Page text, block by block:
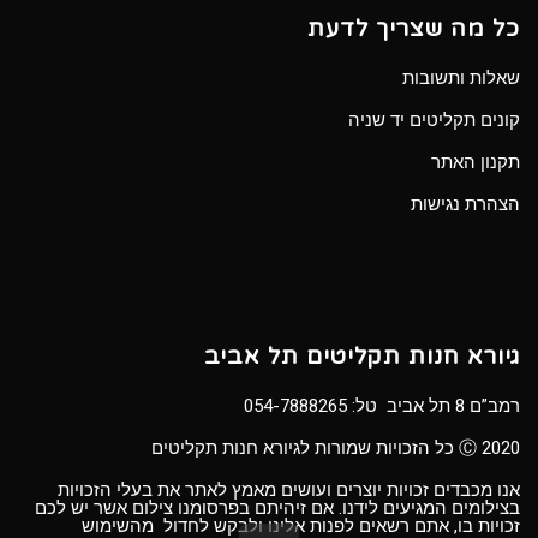
כל מה שצריך לדעת
שאלות ותשובות
קונים תקליטים יד שניה
תקנון האתר
הצהרת נגישות
גיורא חנות תקליטים תל אביב
רמב”ם 8 תל אביב טל:
054-7888265
Ⓒ 2020 כל הזכויות שמורות לגיורא חנות תקליטים
אנו מכבדים זכויות יוצרים ועושים מאמץ לאתר את בעלי הזכויות
בצילומים המגיעים לידנו. אם זיהיתם בפרסומנו צילום אשר יש לכם
זכויות בו, אתם רשאים לפנות אלינו ולבקש לחדול מהשימוש